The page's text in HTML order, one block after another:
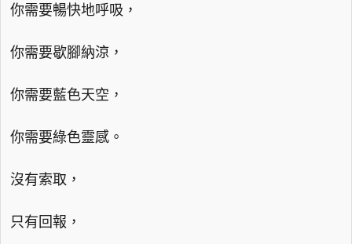
你需要暢快地呼吸，
你需要歇腳納涼，
你需要藍色天空，
你需要綠色靈感。
沒有索取，
只有回報，